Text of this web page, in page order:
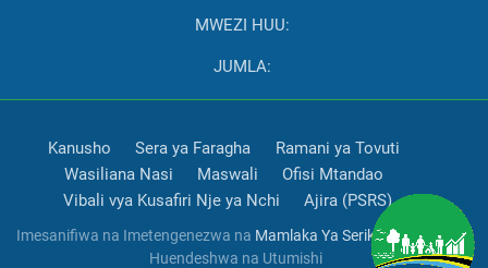
MWEZI HUU:
JUMLA:
Kanusho Sera ya Faragha
Ramani ya Tovuti
Wasiliana Nasi
Maswali
Ofisi Mtandao
Vibali vya Kusafiri Nje ya Nchi
Ajira (PSRS)
Imesanifiwa na Imetengenezwa na Mamlaka Ya Serikali Mtandao
Huendeshwa na Utumishi